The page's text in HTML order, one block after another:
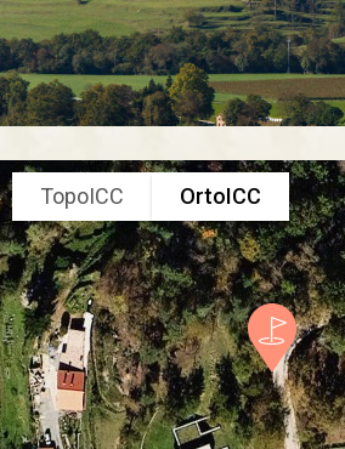
TopoICC OrtoICC